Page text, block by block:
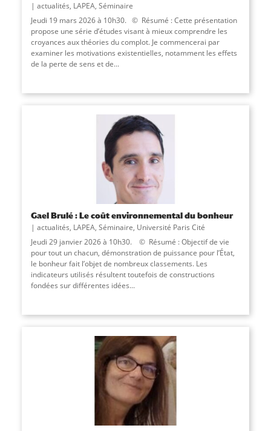
actualités, LAPEA, Séminaire
Jeudi 19 mars 2026 à 10h30. © Résumé : Cette présentation
propose une série d’études visant à mieux comprendre les
croyances aux théories du complot. Je commencerai par
examiner les motivations existentielles, notamment les effets
de la perte de sens et de...
Gael Brulé : Le coût environnemental du bonheur
actualités, LAPEA, Séminaire, Université Paris Cité
Jeudi 29 janvier 2026 à 10h30. © Résumé : Objectif de vie
pour tout un chacun, démonstration de puissance pour l’État,
le bonheur fait l’objet de nombreux classements. Les
indicateurs utilisés résultent toutefois de constructions
fondées sur différentes idées...